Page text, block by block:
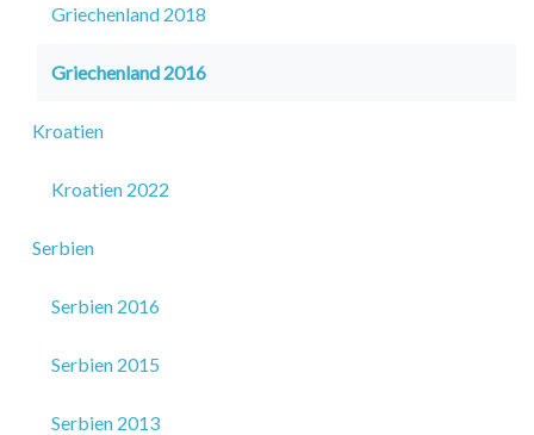
Griechenland 2018
Griechenland 2016
Kroatien
Kroatien 2022
Serbien
Serbien 2016
Serbien 2015
Serbien 2013